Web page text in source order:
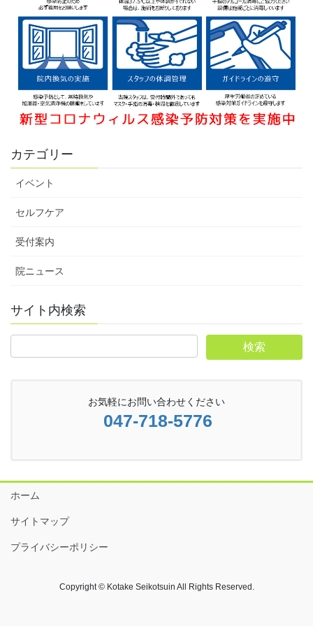
カテゴリー
イベント
セルフケア
受付案内
院ニュース
サイト内検索
お気軽にお問い合わせください
047-718-5776
ホーム
サイトマップ
プライバシーポリシー
Copyright © Kotake Seikotsuin All Rights Reserved.